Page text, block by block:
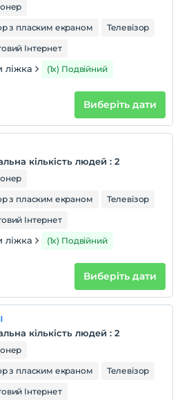
з пласким екраном
Телевізор
Інтернет
ліжка (1x) Подвійний
Виберіть дати
кількість людей : 2
з пласким екраном
Телевізор
Інтернет
ліжка (1x) Подвійний
Виберіть дати
кількість людей : 2
з пласким екраном
Телевізор
Інтернет